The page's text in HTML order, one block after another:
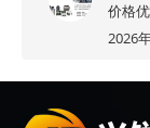
价格
2026